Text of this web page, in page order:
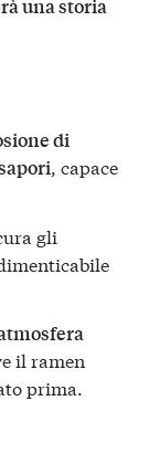
una storia
di
, capace
gli
il ramen
prima.